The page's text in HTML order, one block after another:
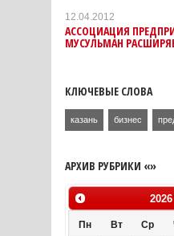
12.04.2012
АССОЦИАЦИЯ
МУСУЛЬМАН
КЛЮЧЕВЫЕ СЛОВА
казань бизнес
АРХИВ РУБРИКИ «»
2026
Пн Вт Ср